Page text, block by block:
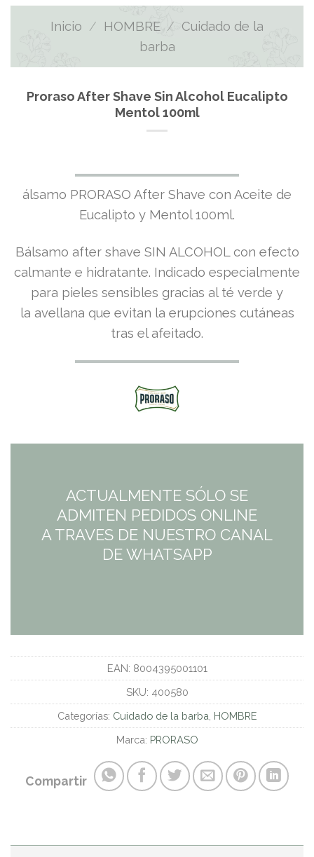
Inicio / HOMBRE / Cuidado de la
barba
Proraso After Shave Sin Alcohol Eucalipto
Mentol 100ml
álsamo PRORASO After Shave con Aceite de
Eucalipto y Mentol 100ml.
Bálsamo after shave SIN ALCOHOL con efecto
calmante e hidratante. Indicado especialmente
para pieles sensibles gracias al té verde y
la avellana que evitan la erupciones cutáneas
tras el afeitado.
ACTUALMENTE SÓLO SE
ADMITEN PEDIDOS ONLINE
A TRAVES DE NUESTRO CANAL
DE WHATSAPP
EAN: 8004395001101
SKU: 400580
Categorías: Cuidado de la barba HOMBRE
Marca: PRORASO
Compartir